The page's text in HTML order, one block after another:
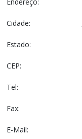
Cidade:
Estado:
CEP:
Tel:
Fax:
E-Mail: